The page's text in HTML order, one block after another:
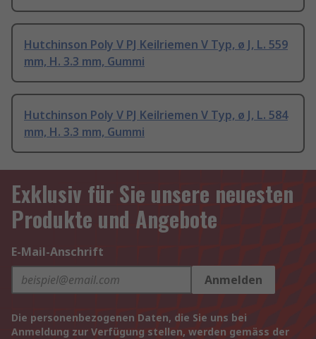
Hutchinson Poly V PJ Keilriemen V Typ, ø J, L. 559
mm, H. 3.3 mm, Gummi
Hutchinson Poly V PJ Keilriemen V Typ, ø J, L. 584
mm, H. 3.3 mm, Gummi
Exklusiv für Sie unsere neuesten
Produkte und Angebote
E-Mail-Anschrift
Anmelden
Die personenbezogenen Daten, die Sie uns bei
Anmeldung zur Verfügung stellen, werden gemäss der